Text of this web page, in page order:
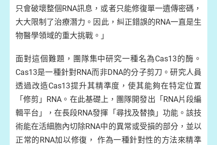
只會破壞整個RNA訊息，或者只能修復單一遺傳密碼，
大大限制了治療潛力。因此，糾正錯誤的RNA一直是生
物醫學領域的重大挑戰。」
面對這個難題，團隊集中研究一種名為Cas13的酶。
Cas13是一種針對RNA而非DNA的分子剪刀。研究人員
透過改造Cas13提升其精準度，使其能夠在特定位置
「修剪」RNA。在此基礎上，團隊開發出「RNA片段編
輯平台」，在長段RNA發揮「尋找及替換」功能。該技
術能在活細胞內切除RNA中的異常或受損的部分，並以
正常的RNA加以修復， 作為一種針對性的方法來精準